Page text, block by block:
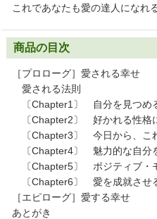
これであなたも愛の達人になれる
商品の目次
［プロローグ］愛される幸せ
愛される法則
〔Chapter1〕 自分を見つめ
〔Chapter2〕 好かれる性格
〔Chapter3〕 今日から、こ
〔Chapter4〕 魅力的な自分
〔Chapter5〕 ポジティブ・
〔Chapter6〕 愛を成就させ
［エピローグ］愛する幸せ
あとがき